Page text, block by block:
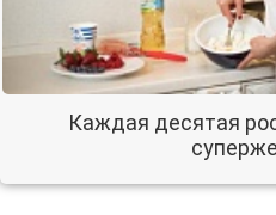
Каждая десятая